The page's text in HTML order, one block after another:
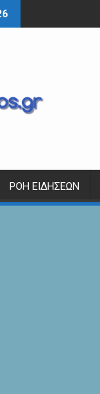
ΡΟΉ ΕΙΔΉΣΕΩΝ